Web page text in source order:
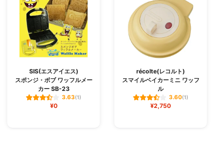
SIS(エスアイエス)
スポンジ・ボブ ワッフルメー
カー SB-23
3.63(1)
¥0
récolte(レコルト)
スマイルベイカーミニ ワッフ
ル
3.60(1)
¥2,750